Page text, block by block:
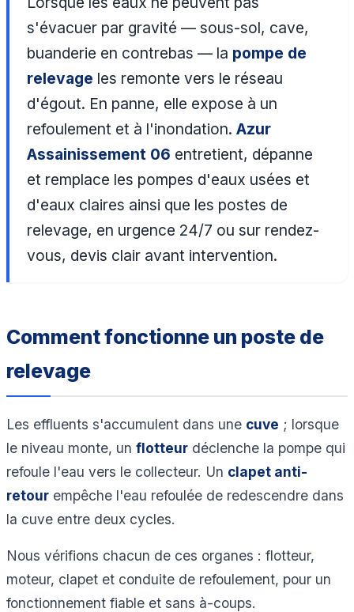
s'évacuer par gravité — sous-sol, cave,
buanderie en contrebas — la pompe de
relevage les remonte vers le réseau
d'égout. En panne, elle expose à un
refoulement et à l'inondation.Azur
Assainissement 06 entretient, dépanne
et remplace les pompes d'eaux usées et
d'eaux claires ainsi que les postes de
relevage, en urgence 24/7 ou sur rendez-
vous, devis clair avant intervention.
Comment fonctionne un poste de
relevage
Les effluents s'accumulent dans une cuve ; lorsque
le niveau monte, un flotteur déclenche la pompe qui
refoule l'eau vers le collecteur. Un clapet anti-
retour empêche l'eau refoulée de redescendre dans
la cuve entre deux cycles.
Nous vérifions chacun de ces organes : flotteur,
moteur, clapet et conduite de refoulement, pour un
fonctionnement fiable et sans à-coups.